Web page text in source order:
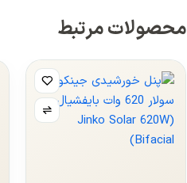
محصولات مرتبط